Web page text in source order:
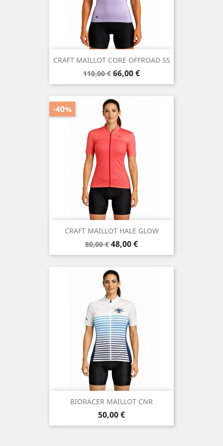
CRAFT MAILLOT CORE OFFROAD SS
Prix
de
110,00 € Prix
66,00 €
CRAFT MAILLOT HALE GLOW
Prix
de
80,00 € Prix
48,00 €
-40%
BIORACER MAILLOT CNR
Prix
50,00 €